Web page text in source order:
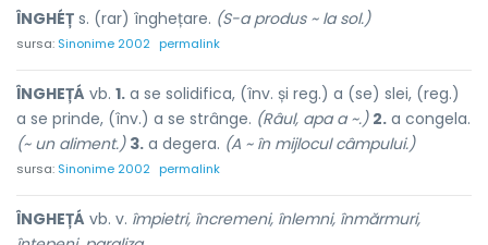
ÎNGHÉȚ s. (rar) înghețare. (S-a produs ~ la sol.)
sursa: Sinonime 2002 permalink
ÎNGHEȚÁ vb. 1. a se solidifica, (înv. și reg.) a (se) slei, (reg.)
a se prinde, (înv.) a se strânge. (Râul, apa a ~.) 2. a congela.
(~ un aliment.) 3. a degera. (A ~ în mijlocul câmpului.)
sursa: Sinonime 2002 permalink
ÎNGHEȚÁ vb. v. împietri, încremeni, înlemni, înmărmuri,